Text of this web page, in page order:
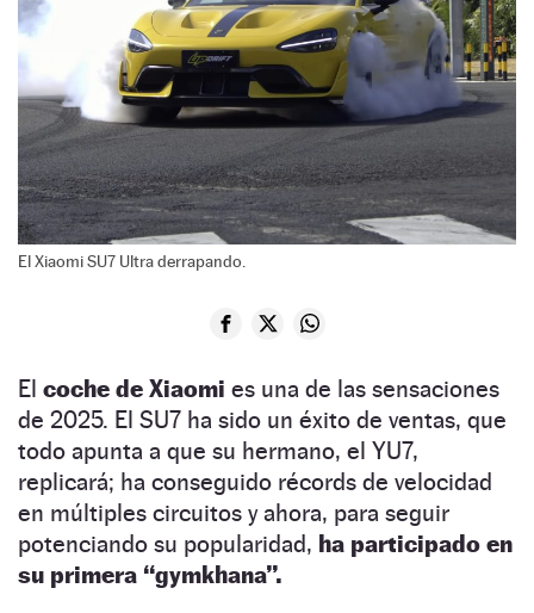
El Xiaomi SU7 Ultra derrapando.
El coche de Xiaomi es una de las sensaciones
de 2025. El SU7 ha sido un éxito de ventas, que
todo apunta a que su hermano, el YU7,
replicará; ha conseguido récords de velocidad
en múltiples circuitos y ahora, para seguir
potenciando su popularidad, ha participado en
su primera “gymkhana”.